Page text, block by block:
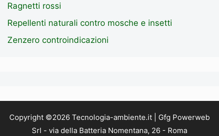
Ragnetti rossi
Repellenti naturali contro mosche e insetti
Zenzero controindicazioni
Copyright ©2026 Tecnologia-ambiente.it | Gfg Powerweb
Srl - via della Batteria Nomentana, 26 - Roma